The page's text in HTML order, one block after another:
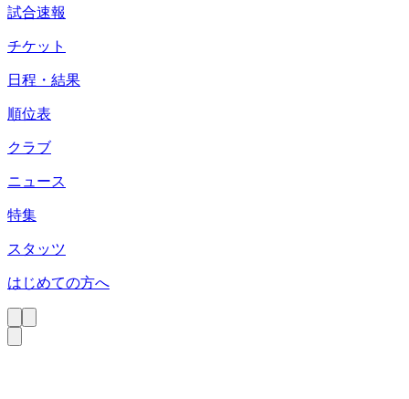
試合速報
チケット
日程・結果
順位表
クラブ
ニュース
特集
スタッツ
はじめての方へ